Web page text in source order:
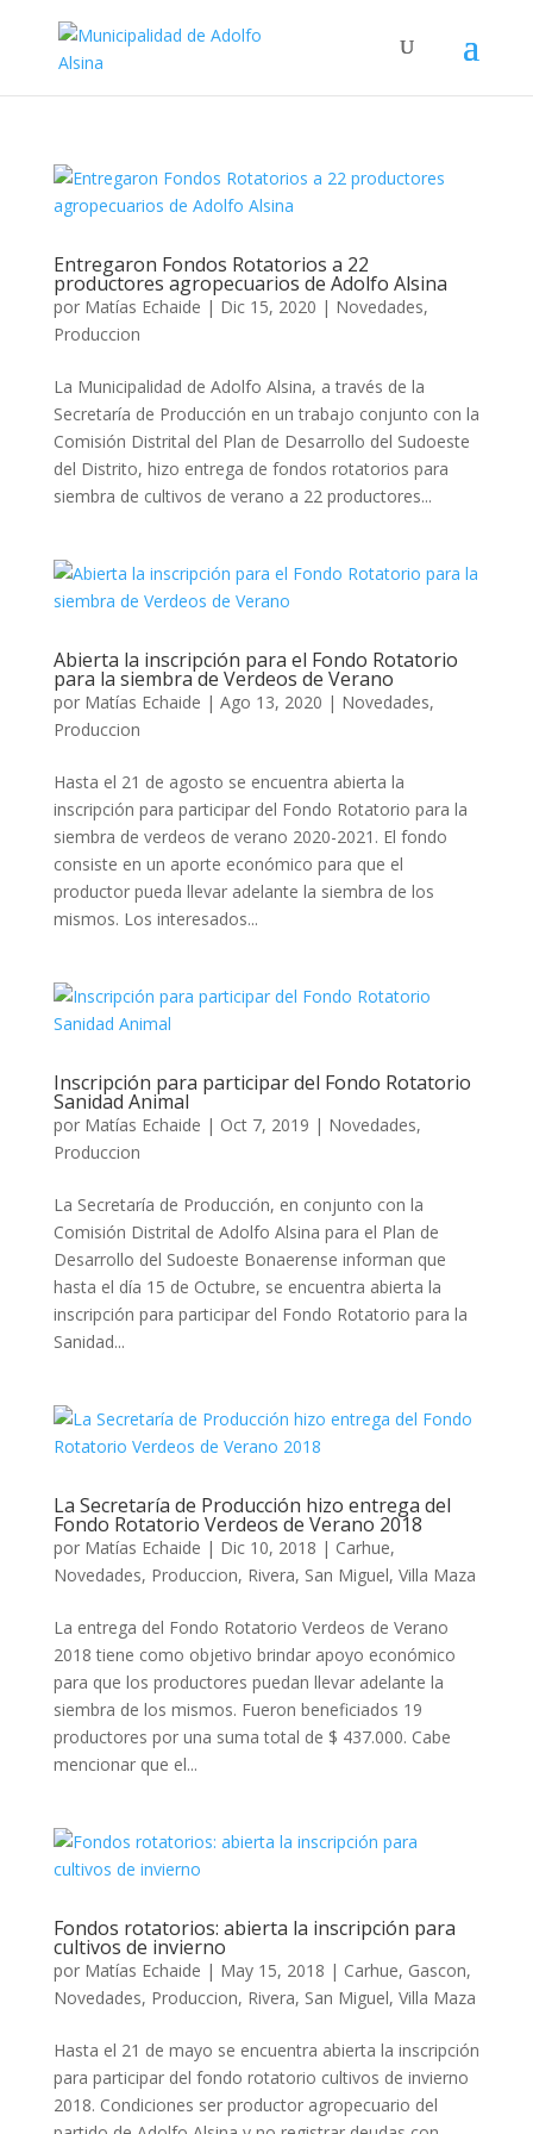
Entregaron Fondos Rotatorios a 22
productores agropecuarios de Adolfo Alsina
por Matías Echaide | Dic 15, 2020 | Novedades,
Produccion
La Municipalidad de Adolfo Alsina, a través de la
Secretaría de Producción en un trabajo conjunto con la
Comisión Distrital del Plan de Desarrollo del Sudoeste
del Distrito, hizo entrega de fondos rotatorios para
siembra de cultivos de verano a 22 productores...
Abierta la inscripción para el Fondo Rotatorio
para la siembra de Verdeos de Verano
por Matías Echaide | Ago 13, 2020 | Novedades,
Produccion
Hasta el 21 de agosto se encuentra abierta la
inscripción para participar del Fondo Rotatorio para la
siembra de verdeos de verano 2020-2021. El fondo
consiste en un aporte económico para que el
productor pueda llevar adelante la siembra de los
mismos. Los interesados...
Inscripción para participar del Fondo Rotatorio
Sanidad Animal
por Matías Echaide | Oct 7, 2019 | Novedades,
Produccion
La Secretaría de Producción, en conjunto con la
Comisión Distrital de Adolfo Alsina para el Plan de
Desarrollo del Sudoeste Bonaerense informan que
hasta el día 15 de Octubre, se encuentra abierta la
inscripción para participar del Fondo Rotatorio para la
Sanidad...
La Secretaría de Producción hizo entrega del
Fondo Rotatorio Verdeos de Verano 2018
por Matías Echaide | Dic 10, 2018 | Carhue,
Novedades, Produccion, Rivera, San Miguel, Villa Maza
La entrega del Fondo Rotatorio Verdeos de Verano
2018 tiene como objetivo brindar apoyo económico
para que los productores puedan llevar adelante la
siembra de los mismos. Fueron beneficiados 19
productores por una suma total de $ 437.000. Cabe
mencionar que el...
Fondos rotatorios: abierta la inscripción para
cultivos de invierno
por Matías Echaide | May 15, 2018 | Carhue, Gascon,
Novedades, Produccion, Rivera, San Miguel, Villa Maza
Hasta el 21 de mayo se encuentra abierta la inscripción
para participar del fondo rotatorio cultivos de invierno
2018. Condiciones ser productor agropecuario del